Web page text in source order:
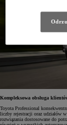
Kompleksowa obsługa
Toyota Professional
liczby rejestracji oraz udziałów
rozwiązania dostosowane do